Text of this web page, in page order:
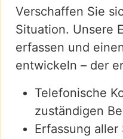
Verschaffen Sie
Situation. Unsere
erfassen und
entwickeln – der
Telefonische
zuständigen
Erfassung